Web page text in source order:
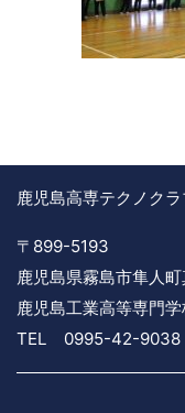
鹿児島高専テクノク
〒899-5193
鹿児島県霧島市隼人
鹿児島工業高等専門
TEL 0995-42-9038